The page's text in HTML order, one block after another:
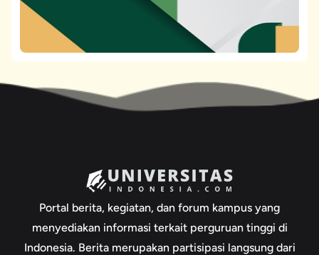
Portal berita, kegiatan, dan forum kampus yang
menyediakan informasi terkait perguruan tinggi di
Indonesia. Berita merupakan partisipasi langsung dari